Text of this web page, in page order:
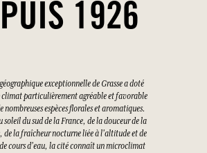
1926
exceptionnelle de Grasse a doté
climat particulièrement agréable et favorable
nombreuses espèces florales et aromatiques.
soleil du sud de la France, de la douceur de la
de la fraîcheur nocturne liée à l'altitude et de
cours d'eau, la cité connaît un microclimat